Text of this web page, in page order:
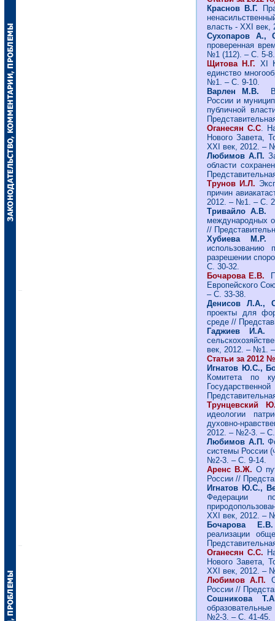
Краснов В.Г.
власть - ХХI
Сухопаров
проверенная
№1 (112). – С. 5-8.
Щитова Н.Г. XI
единство
№1. – С. 9-10.
Варлен М.В.
России и
публичной
Оганесян С.С.
Нового Завета,
ХХI век, 2012. –
Любимов А.П.
области
Трунов И.Л.
причин
2012. – №1. – С.
Тривайло А.В.
международных
//
Хубиева
разрешении
С. 30-32.
Бочарова Е.В.
Европейского
– С. 33-38.
Денисов Л.А.,
проекты для
среде //
Гаджиев И.А.
век, 2012. – №1.
Статьи за 2012 №
Игнатов Ю.С.,
Комитета по
Трунцевский
идеологии
духовно-
2012. – №2-3. –
Любимов А.П.
системы России
№2-3. – С. 9-14.
Аренс В.Ж. О
России //
Игнатов Ю.С.,
Федерации
ХХI век, 2012. –
Бочарова
реализации
Оганесян С.С.
Нового Завета,
ХХI век, 2012. –
Любимов А.П.
России //
Сошникова
№2-3. – С. 41-45.